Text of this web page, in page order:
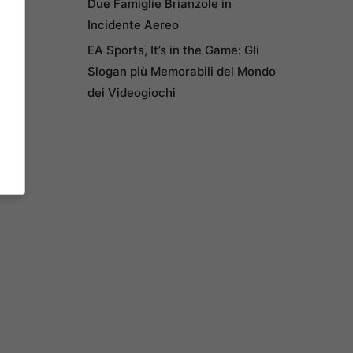
Due Famiglie Brianzole in
Incidente Aereo
EA Sports, It’s in the Game: Gli
Slogan più Memorabili del Mondo
dei Videogiochi